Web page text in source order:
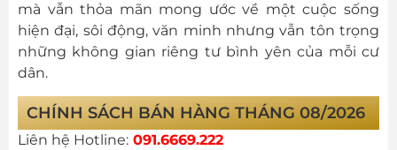
mà vẫn thỏa mãn mong ước về một cuộc sống
hiện đại, sôi động, văn minh nhưng vẫn tôn trọng
những không gian riêng tư bình yên của mỗi cư
dân.
CHÍNH SÁCH BÁN HÀNG THÁNG 08/2026
Liên hệ Hotline: 091.6669.222